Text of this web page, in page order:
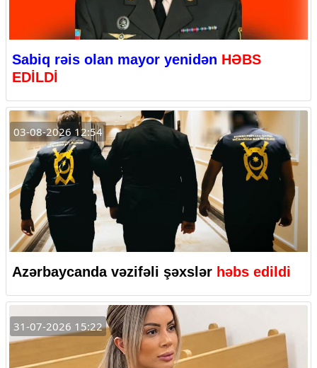
Sabiq rəis olan mayor yenidən HƏBS
EDİLDİ
03-08-2026 12:54
Azərbaycanda vəzifəli şəxslər həbs edildi
31-07-2026 15:22